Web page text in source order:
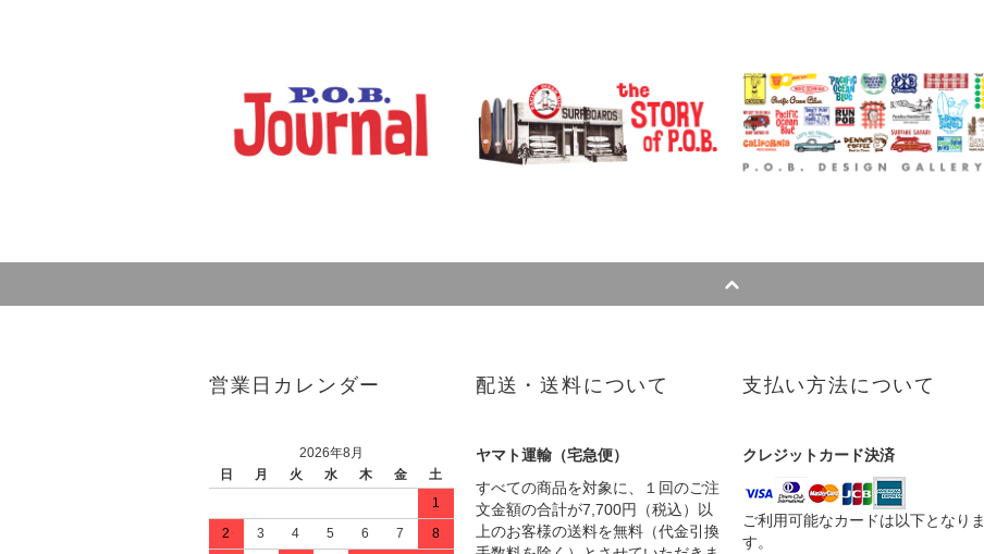
営業日カレンダー
2026年8月
日
月 火 水 木 金
土
1
2
3 4 5 6 7 8
配送・送料について
ヤマト運輸（宅急便）
すべての商品を対象に、１回のご注
文金額の合計が7,700円（税込）以
上のお客様の送料を無料（代金引換
支払い方法について
クレジットカード決済
ご利用可能なカードは以下となりま
す。